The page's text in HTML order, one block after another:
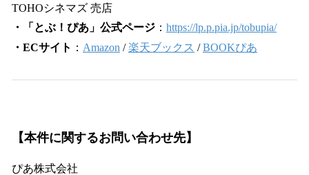
TOHOシネマズ 売店
・「とぶ！ぴあ」公式ページ ： https://lp.p.pia.jp/tobupia/
・ECサイト ： Amazon /楽天ブックス /BOOKぴあ
【本件に関するお問い合わせ先】
ぴあ株式会社